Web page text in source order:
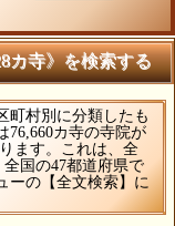
カ寺》を検索する
町村別に分類したも
76,660カ寺の寺院が
ます。これは、全
国の47都道府県で
ーの【全文検索】に